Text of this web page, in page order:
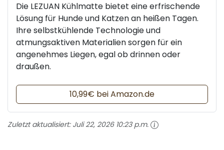
Die LEZUAN Kühlmatte bietet eine erfrischende
Lösung für Hunde und Katzen an heißen Tagen.
Ihre selbstkühlende Technologie und
atmungsaktiven Materialien sorgen für ein
angenehmes Liegen, egal ob drinnen oder
draußen.
10,99€ bei Amazon.de
Zuletzt aktualisiert: Juli 22, 2026 10:23 p.m.